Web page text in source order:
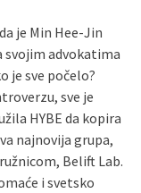
je Min Hee-Jin
svojim advokatima
je sve počelo?
sve je
HYBE da kopira
najnovija grupa,
Belift Lab.
i svetsko